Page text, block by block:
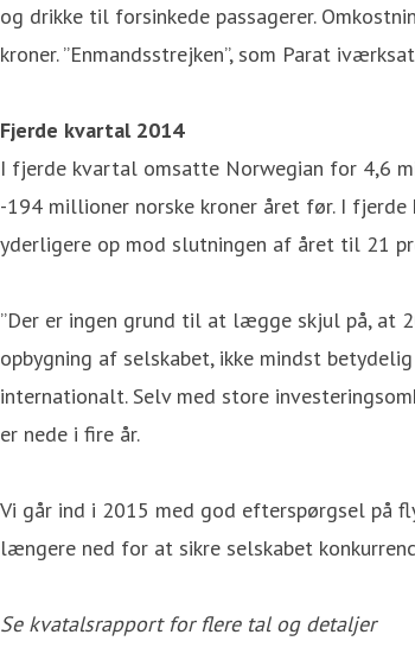
og drikke til forsinkede passagerer.
kroner. ”Enmandsstrejken”, som Parat
Fjerde kvartal 2014
I fjerde kvartal omsatte Norwegian for 4,6
-194 millioner norske kroner året før. I
yderligere op mod slutningen af året til 21
”Der er ingen grund til at lægge skjul på, at
opbygning af selskabet, ikke mindst
internationalt. Selv med store
er nede i fire år.
Vi går ind i 2015 med god efterspørgsel på
længere ned for at sikre selskabet
Se kvatalsrapport for flere tal og detaljer